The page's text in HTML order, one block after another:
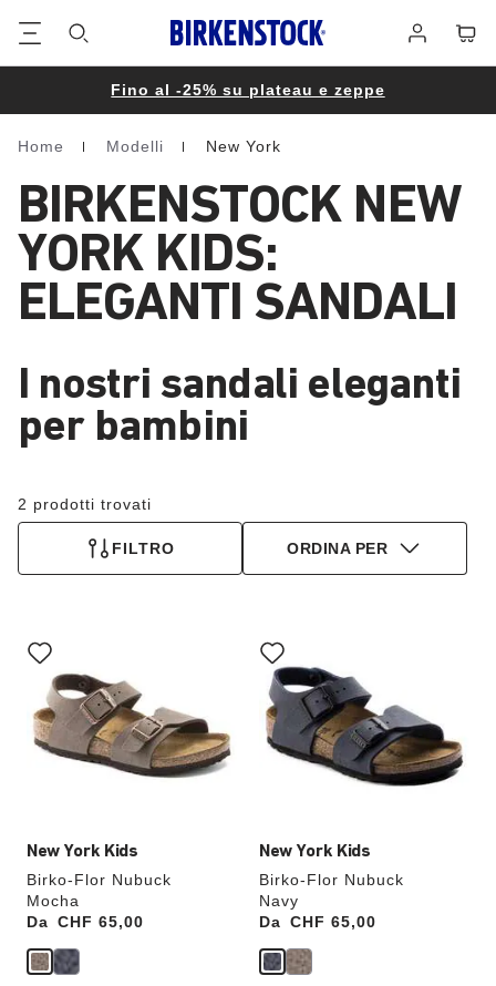
Fino al -25% su plateau e zeppe
Homepage
Home Modelli New York
BIRKENSTOCK NEW
YORK KIDS:
ELEGANTI SANDALI
I nostri sandali eleganti
per bambini
2 prodotti trovati
FILTRO ORDINA PER
New York Kids
Birko-Flor Nubuck
Mocha
Da
Price:CHF 65,00
con
anteprime
dei
colori,
l’immagine
New York Kids
Birko-Flor Nubuck
Navy
Da
Price:CHF 65,00
con
anteprime
dei
colori,
l’immagine
pagina